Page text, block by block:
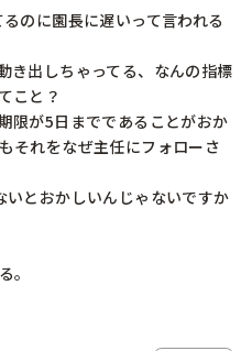
のに園長に遅いって言われる
き出しちゃってる、なんの指標
こと？
限が5日までであることがおか
それをなぜ主任にフォローさ
とおかしいんじゃないですか
。